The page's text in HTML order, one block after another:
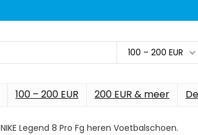
100 – 200 EUR
100 – 200 EUR 200 EUR & meer
NIKE Legend 8 Pro Fg heren Voetbalschoen.